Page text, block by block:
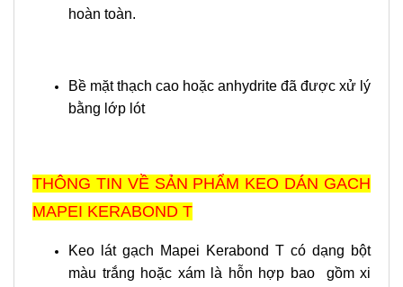
hoàn toàn.
Bề mặt thạch cao hoặc anhydrite đã được xử lý
bằng lớp lót
THÔNG TIN VỀ SẢN PHẨM KEO DÁN GACH
MAPEI KERABOND T
Keo lát gạch Mapei Kerabond T có dạng bột
màu trắng hoặc xám là hỗn hợp bao gồm xi